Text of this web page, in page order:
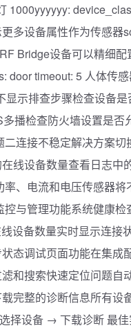
1000yyyyyy:
多设备属性作为传感器
Bridge设备可以精细
door timeout: 5 人体传
示排查步骤检查设备
播检查防火墙设置是否
连接不稳定解决方案
线设备数量查看日志中
、电流和电压传感器
与管理功能系统健康
设备数量实时显示连接
态调试页面功能在集成
和搜索快速定位问题自
完整的诊断信息所有
择设备 → 下载诊断 最佳